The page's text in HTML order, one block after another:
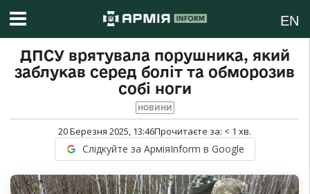
EN
ДПСУ врятувала порушника, який
заблукав серед боліт та обморозив
собі ноги
НОВИНИ
20 Березня 2025, 13:46Прочитаєте за: < 1 хв.
Слідкуйте за АрміяInform в Google